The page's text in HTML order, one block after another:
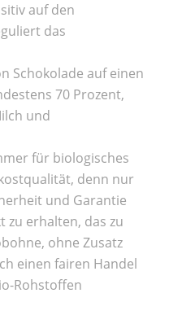
auf den
das
Schokolade auf einen
70 Prozent,
und
für biologisches
denn nur
und Garantie
zu erhalten, das zu
ohne Zusatz
einen fairen Handel
Rohstoffen